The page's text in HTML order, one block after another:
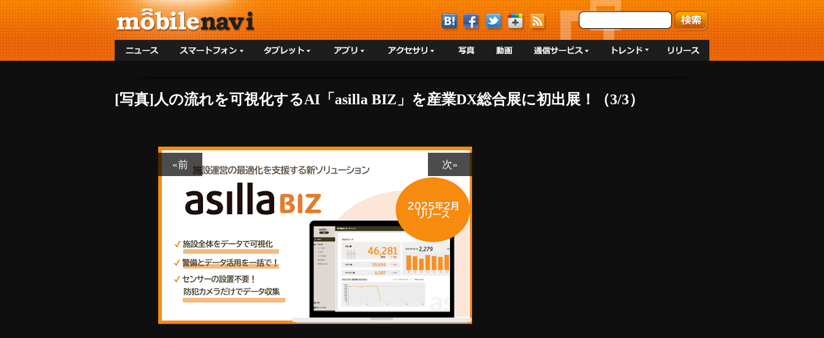
[写真]人の流れを可視化するAI「asilla BIZ」を産業DX総合展に初出展！（3/3）
«前 次»